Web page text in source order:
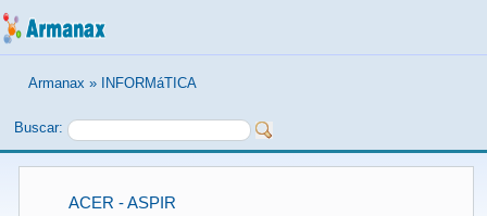
Armanax » INFORMáTICA
Buscar:
ACER - ASPIR